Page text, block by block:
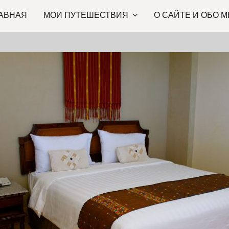
МОИ ПУТЕШЕСТВИЯ О САЙТЕ И ОБО